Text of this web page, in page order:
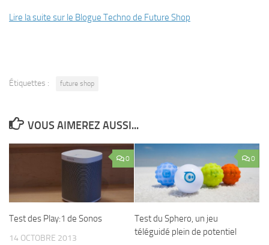
Lire la suite sur le Blogue Techno de Future Shop
Étiquettes : future shop
VOUS AIMEREZ AUSSI...
0
Test des Play:1 de Sonos
14 OCTOBRE 2013
0
Test du Sphero, un jeu
téléguidé plein de potentiel